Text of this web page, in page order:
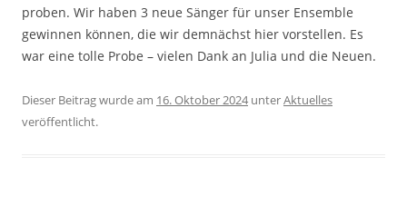
proben. Wir haben 3 neue Sänger für unser Ensemble
gewinnen können, die wir demnächst hier vorstellen. Es
war eine tolle Probe – vielen Dank an Julia und die Neuen.
Dieser Beitrag wurde am 16. Oktober 2024 unterAktuelles
veröffentlicht.